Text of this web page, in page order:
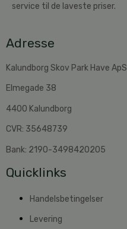
service til de laveste priser.
Adresse
Kalundborg Skov Park Have ApS
Elmegade 38
4400 Kalundborg
CVR: 35648739
Bank: 2190-3498420205
Quicklinks
Handelsbetingelser
Levering